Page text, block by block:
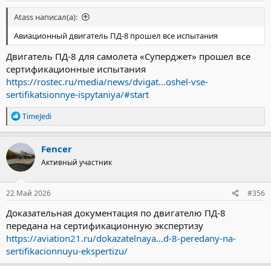
Atass написал(а):
Авиационный двигатель ПД-8 прошел все испытания
Двигатель ПД-8 для самолета «Суперджет» прошел все
сертификационные испытания
https://rostec.ru/media/news/dvigat...oshel-vse-
sertifikatsionnye-ispytaniya/#start
Р
е
а
к
ц
и
и
:
TimeJedi
Fencer
Активный участник
22 Май 2026 #356
Доказательная документация по двигателю ПД-8
передана на сертификационную экспертизу
https://aviation21.ru/dokazatelnaya...d-8-peredany-na-
sertifikacionnuyu-ekspertizu/